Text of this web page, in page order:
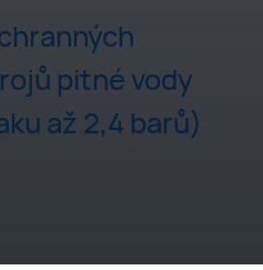
pitné vody
až 2,4 barů)